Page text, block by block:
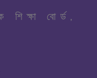
বোর্ড,